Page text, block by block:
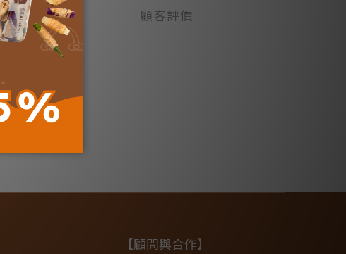
顧客評價
【顧問與合作】